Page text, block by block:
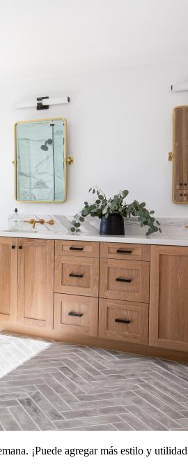
¡Puede agregar más estilo y